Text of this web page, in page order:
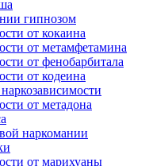
гипнозом
от кокаина
от метамфетамина
от фенобарбитала
от кодеина
от метадона
наркомании
от марихуаны